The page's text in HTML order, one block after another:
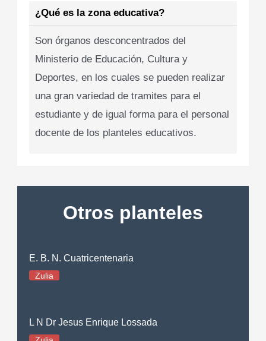
¿Qué es la zona educativa?
Son órganos desconcentrados del
Ministerio de Educación, Cultura y
Deportes, en los cuales se pueden realizar
una gran variedad de tramites para el
estudiante y de igual forma para el personal
docente de los planteles educativos.
Otros planteles
E. B. N. Cuatricentenaria
Zulia
L N Dr Jesus Enrique Lossada